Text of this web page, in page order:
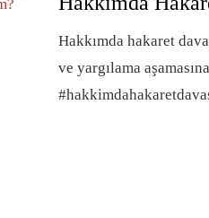
Hakkımda hakaret
ve yargılama